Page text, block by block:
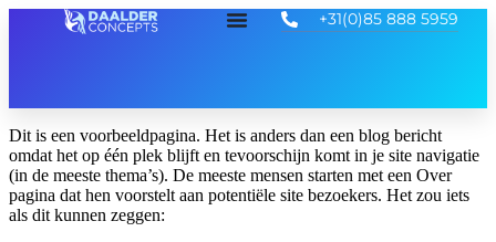
+31(0)85 888 5959
Dit is een voorbeeldpagina. Het is anders dan een blog bericht
omdat het op één plek blijft en tevoorschijn komt in je site navigatie
(in de meeste thema’s). De meeste mensen starten met een Over
pagina dat hen voorstelt aan potentiële site bezoekers. Het zou iets
als dit kunnen zeggen: